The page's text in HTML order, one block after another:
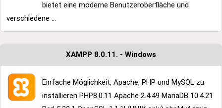
bietet eine moderne Benutzeroberfläche und
verschiedene ...
XAMPP 8.0.11. - Windows
Einfache Möglichkeit, Apache, PHP und MySQL zu
installieren PHP8.0.11 Apache 2.4.49 MariaDB 10.4.21